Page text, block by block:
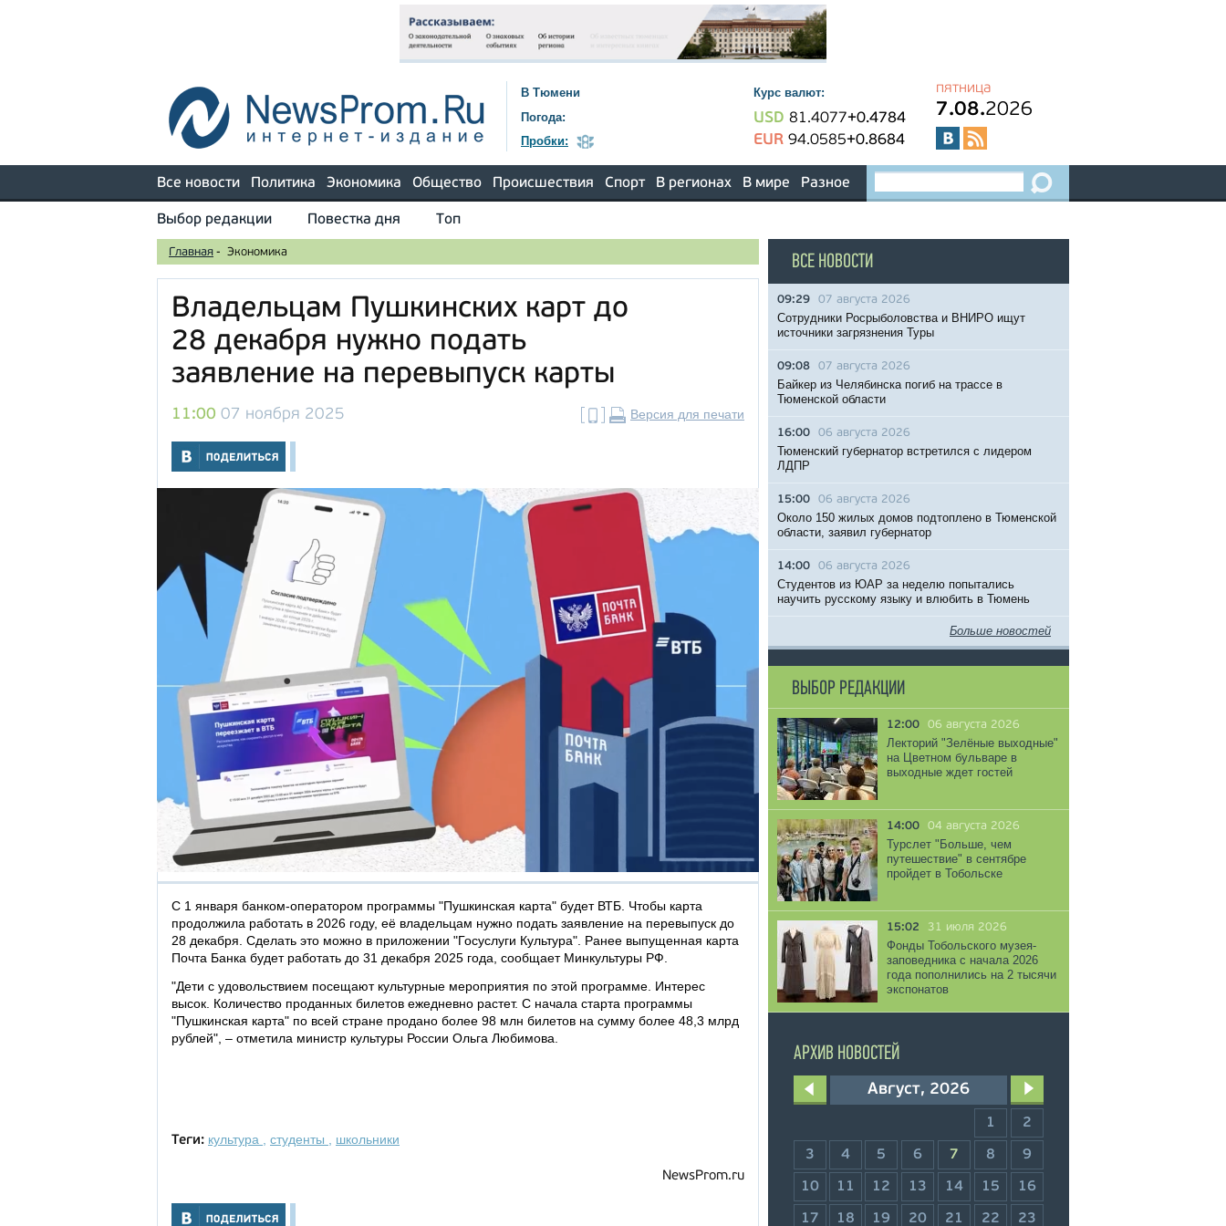
В Тюмени
Погода:
Пробки:
Курс валют:
USD 81.4077+0.4784
EUR 94.0585+0.8684
пятница
7.08.2026
Все новости Политика Экономика Общество Происшествия Спорт В регионах В мире Разное
Выбор редакции Повестка дня Топ
Главная - Экономика
Владельцам Пушкинских карт до
28 декабря нужно подать
заявление на перевыпуск карты
11:00 07 ноября 2025 Версия для печати
С 1 января банком-оператором программы "Пушкинская карта" будет ВТБ. Чтобы карта
продолжила работать в 2026 году, её владельцам нужно подать заявление на перевыпуск до
28 декабря. Сделать это можно в приложении "Госуслуги Культура". Ранее выпущенная карта
Почта Банка будет работать до 31 декабря 2025 года, сообщает Минкультуры РФ.
"Дети с удовольствием посещают культурные мероприятия по этой программе. Интерес
высок. Количество проданных билетов ежедневно растет. С начала старта программы
"Пушкинская карта" по всей стране продано более 98 млн билетов на сумму более 48,3 млрд
рублей", – отметила министр культуры России Ольга Любимова.
Теги: культура студенты школьники
NewsProm.ru
ВСЕ НОВОСТИ
09:29 07 августа 2026
Сотрудники Росрыболовства и ВНИРО ищут
источники загрязнения Туры
09:08 07 августа 2026
Байкер из Челябинска погиб на трассе в
Тюменской области
16:00 06 августа 2026
Тюменский губернатор встретился с лидером
ЛДПР
15:00 06 августа 2026
Около 150 жилых домов подтоплено в Тюменской
области, заявил губернатор
14:00 06 августа 2026
Студентов из ЮАР за неделю попытались
научить русскому языку и влюбить в Тюмень
Больше новостей
ВЫБОР РЕДАКЦИИ
12:00 06 августа 2026
Лекторий "Зелёные выходные"
на Цветном бульваре в
выходные ждет гостей
14:00 04 августа 2026
Турслет "Больше, чем
путешествие" в сентябре
пройдет в Тобольске
15:02 31 июля 2026
Фонды Тобольского музея-
заповедника с начала 2026
года пополнились на 2 тысячи
экспонатов
АРХИВ НОВОСТЕЙ
Август, 2026
1 2
3 4 5 6 7 8 9
10 11 12 13 14 15 16
17 18 19 20 21 22 23